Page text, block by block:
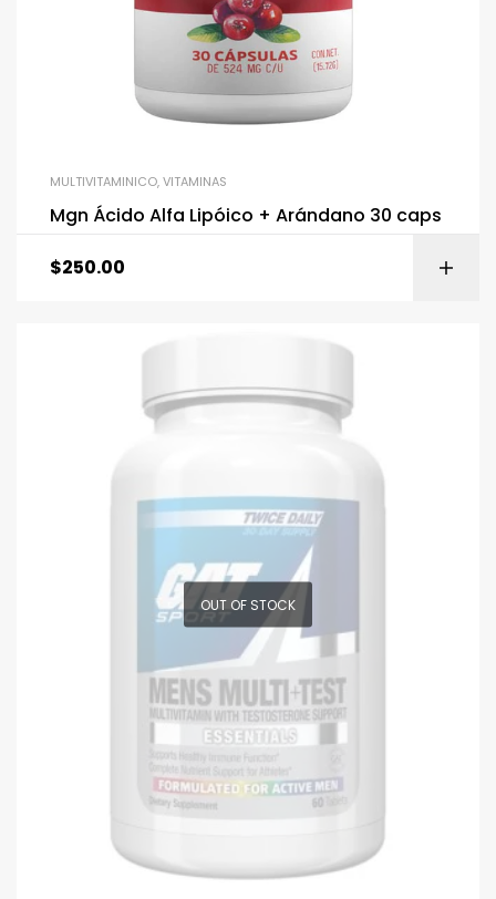
MULTIVITAMINICO,VITAMINAS
Mgn Ácido Alfa Lipóico + Arándano 30 caps
$250.00
OUT OF STOCK